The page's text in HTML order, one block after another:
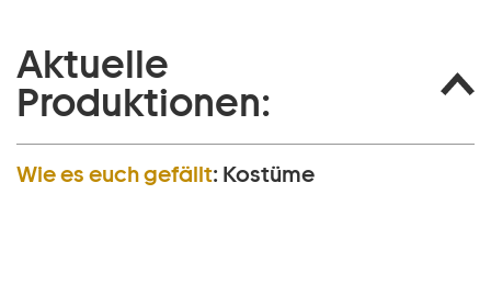
Aktuelle
Produktionen:
Wie es euch gefällt: Kostüme